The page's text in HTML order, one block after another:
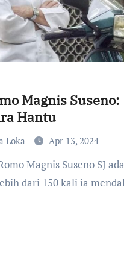
Magnis Suseno:
Hantu
Loka Apr 13, 2024
dari 150 kali ia